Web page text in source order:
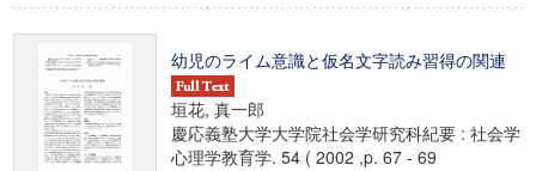
幼児のライム意識と仮名文字読み習得の関連
垣花, 真一郎
慶応義塾大学大学院社会学研究科紀要 : 社会学
心理学教育学. 54 ( 2002 ,p. 67 - 69